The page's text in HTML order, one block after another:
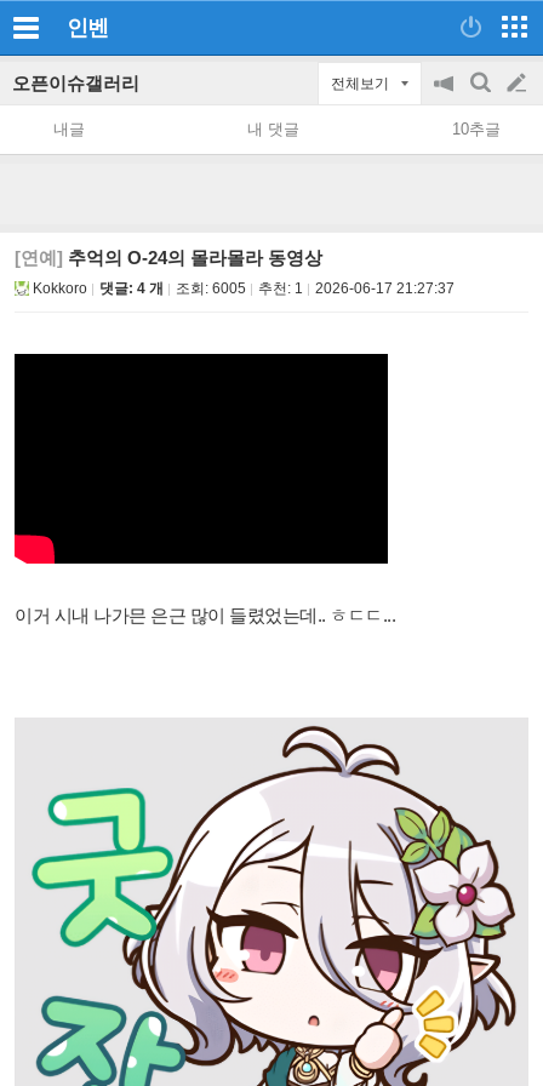
인벤
오픈이슈갤러리 전체보기
공
지
on/off
검
색
글
쓰
내글 내 댓글 10추글
[연예] 추억의 O-24의 몰라몰라 동영상
Kokkoro 댓글: 4 개 조회: 6005 추천: 1 2026-06-17 21:27:37
이거 시내 나가믄 은근 많이 들렸었는데.. ㅎㄷㄷ...